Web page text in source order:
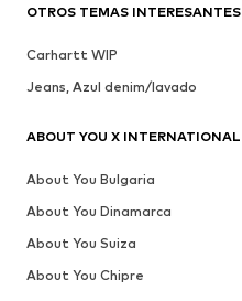
OTROS TEMAS INTERESANTES
Carhartt WIP
Jeans, Azul denim/lavado
ABOUT YOU X INTERNATIONAL
About You Bulgaria
About You Dinamarca
About You Suiza
About You Chipre